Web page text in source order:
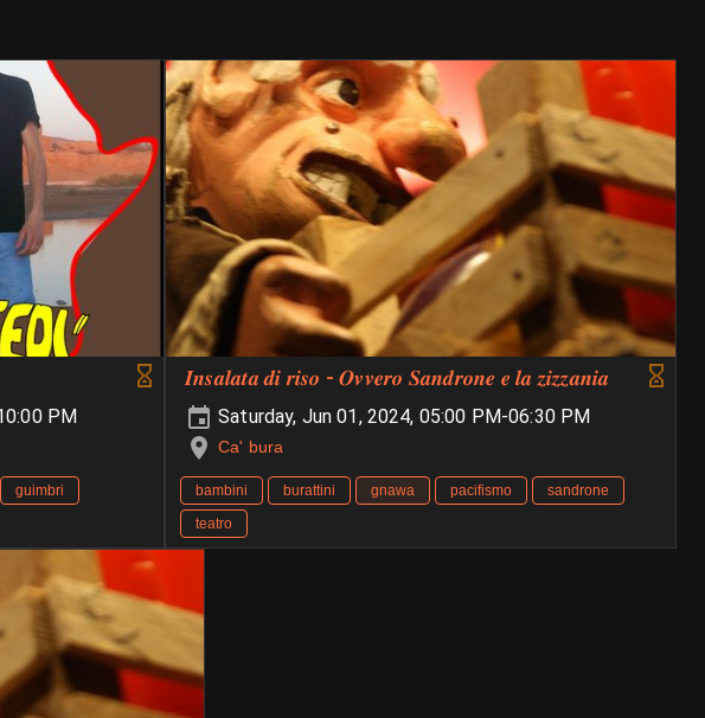
PM
guimbri
𝑰𝒏𝒔𝒂𝒍𝒂𝒕𝒂 𝒅𝒊 𝒓𝒊𝒔𝒐 - 𝑶𝒗𝒗𝒆𝒓𝒐 𝑺𝒂𝒏𝒅𝒓𝒐𝒏𝒆 𝒆 𝒍𝒂 𝒛𝒊𝒛𝒛𝒂𝒏𝒊𝒂
Saturday, Jun 01, 2024, 05:00 PM-06:30 PM
Ca' bura
bambini burattini gnawa pacifismo
sandrone
teatro